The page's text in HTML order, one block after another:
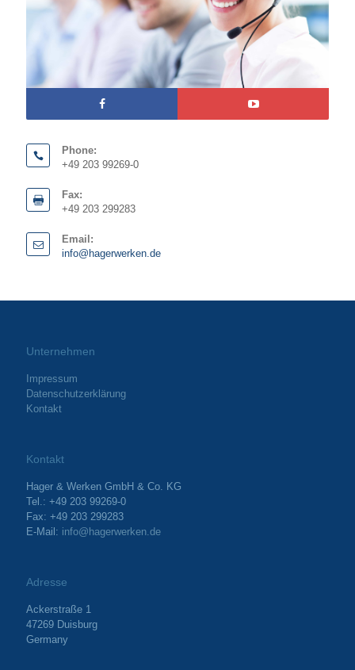
Phone:
+49 203 99269-0
Fax:
+49 203 299283
Email:
info@hagerwerken.de
Unternehmen
Impressum
Datenschutzerklärung
Kontakt
Kontakt
Hager & Werken GmbH & Co. KG
Tel.: +49 203 99269-0
Fax: +49 203 299283
E-Mail: info@hagerwerken.de
Adresse
Ackerstraße 1
47269 Duisburg
Germany